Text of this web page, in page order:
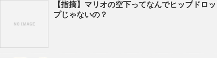
【指摘】マリオの空下ってなんでヒップドロッ
プじゃないの？